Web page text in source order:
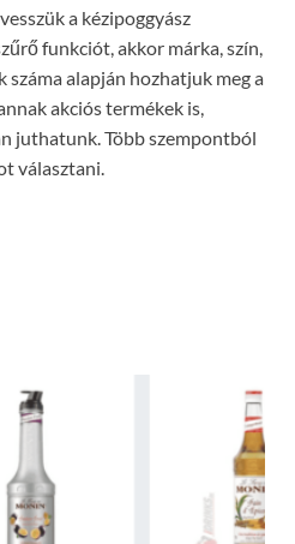
a kézipoggyász
funkciót, akkor márka, szín,
száma alapján hozhatjuk meg a
akciós termékek is,
juthatunk. Több szempontból
választani.